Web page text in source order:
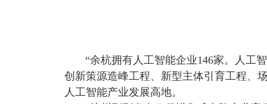
“余杭拥有人工智能企业146家。人工
创新策源造峰工程、新型主体引育工程、
人工智能产业发展高地。